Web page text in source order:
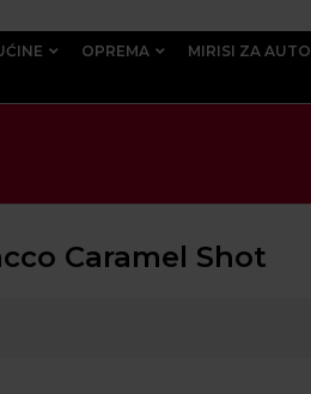
OPREMA
MIRISI ZA AUTO
Caramel Shot